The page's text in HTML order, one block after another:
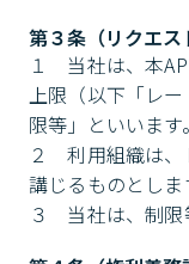
第３条（リクエス
１　当社は、本
上限（以下「レ
限等」といいます
２　利用組織は
講じるものとしま
３　当社は、制